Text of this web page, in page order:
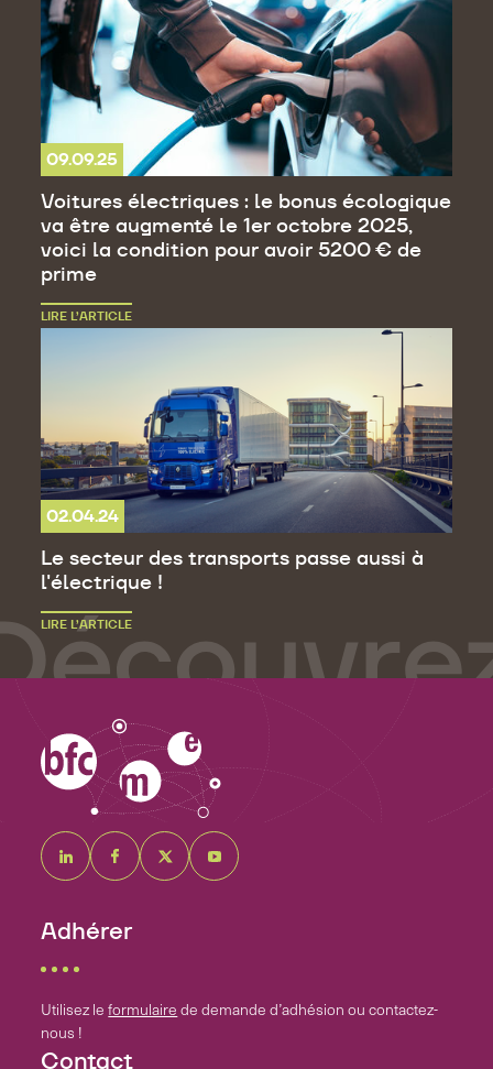
09.09.25
Voitures électriques : le bonus écologique
va être augmenté le 1er octobre 2025,
voici la condition pour avoir 5200 € de
prime
LIRE L’ARTICLE
02.04.24
Le secteur des transports passe aussi à
l'électrique !
LIRE L’ARTICLE
Adhérer
Utilisez leformulaire de demande d’adhésion ou contactez-
nous !
Contact